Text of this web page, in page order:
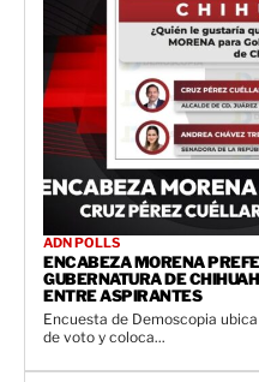
ADN POLLS
ENCABEZA MORENA
GUBERNATURA DE
ENTRE ASPIRANTES
Encuesta de Demoscopia
de voto y coloca...